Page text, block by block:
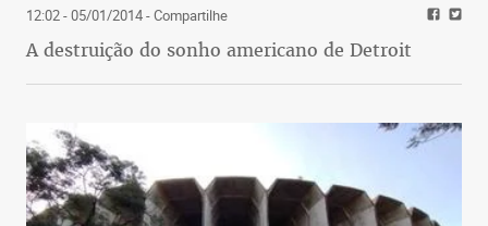
12:02 - 05/01/2014- Compartilhe
A destruição do sonho americano de Detroit